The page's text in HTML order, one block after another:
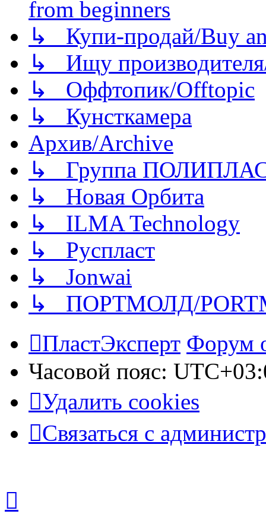
from beginners
↳ Купи-продай/Buy
↳ Ищу
↳ Оффтопик/Offtopic
↳ Кунсткамера
Архив/Archive
↳ Группа
↳ Новая Орбита
↳ ILMA Technology
↳ Руспласт
↳ Jonwai
↳ ПОРТМОЛД/
ПластЭксперт Форум
Часовой пояс:
Удалить cookies
Связаться с